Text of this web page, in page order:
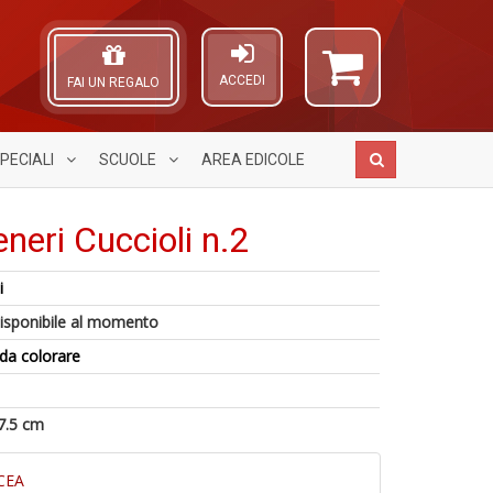
ACCEDI
FAI UN REGALO
SCUOLE AREA EDICOLE
Cuccioli n.2
al momento
colorare
cm